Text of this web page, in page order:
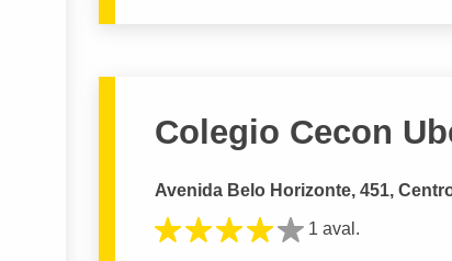
Colegio Cecon
Avenida Belo Horizonte, 451,
1 aval.